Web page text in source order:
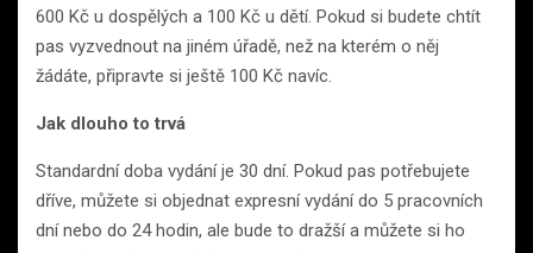
600 Kč u dospělých a 100 Kč u dětí. Pokud si budete chtít
pas vyzvednout na jiném úřadě, než na kterém o něj
žádáte, připravte si ještě 100 Kč navíc.
Jak dlouho to trvá
Standardní doba vydání je 30 dní. Pokud pas potřebujete
dříve, můžete si objednat expresní vydání do 5 pracovních
dní nebo do 24 hodin, ale bude to dražší a můžete si ho